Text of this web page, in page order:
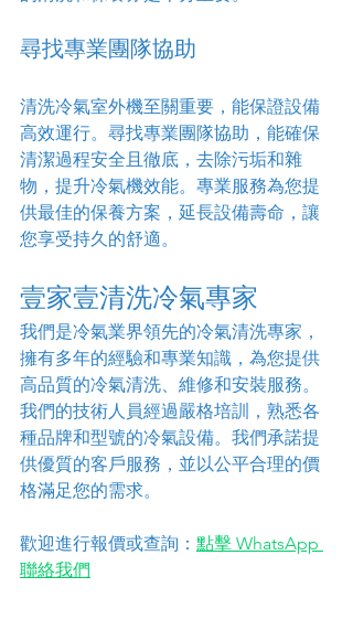
尋找專業團隊協助
清洗冷氣室外機至關重要，能保證設備
高效運行。尋找專業團隊協助，能確保
清潔過程安全且徹底，去除污垢和雜
物，提升冷氣機效能。專業服務為您提
供最佳的保養方案，延長設備壽命，讓
您享受持久的舒適。
壹家壹清洗冷氣專家
我們是冷氣業界領先的冷氣清洗專家，
擁有多年的經驗和專業知識，為您提供
高品質的冷氣清洗、維修和安裝服務。
我們的技術人員經過嚴格培訓，熟悉各
種品牌和型號的冷氣設備。我們承諾提
供優質的客戶服務，並以公平合理的價
格滿足您的需求。
歡迎進行報價或查詢： 點擊 WhatsApp
聯絡我們